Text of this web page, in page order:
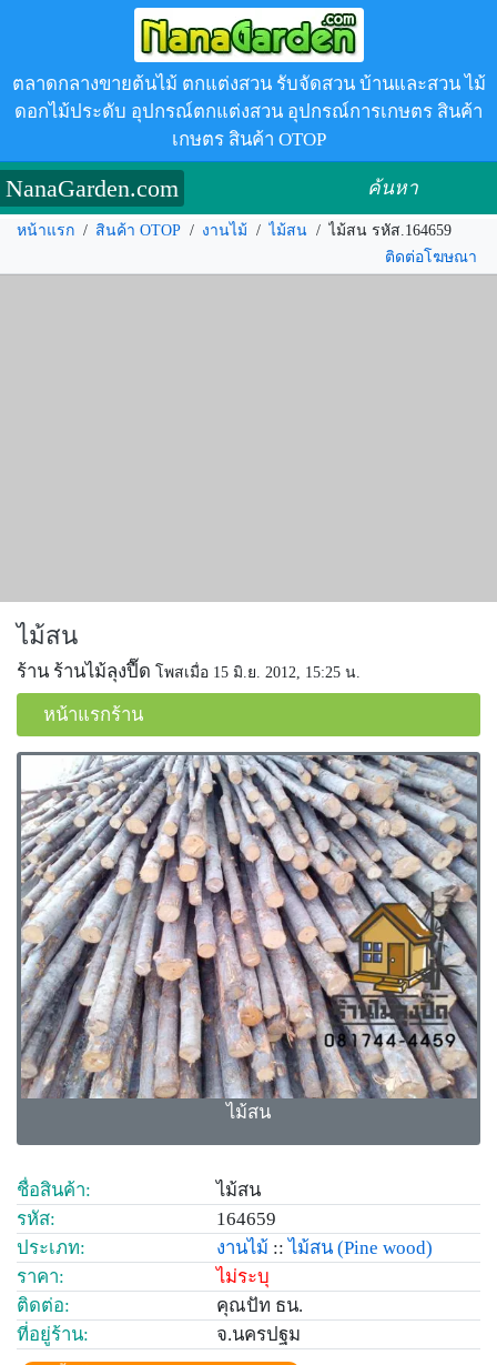
ตลาดกลางขายต้นไม้ ตกแต่งสวน รับจัดสวน บ้านและสวน ไม้
ดอกไม้ประดับ อุปกรณ์ตกแต่งสวน อุปกรณ์การเกษตร สินค้า
เกษตร สินค้า OTOP
NanaGarden.com ค้นหา
หน้าแรก / สินค้า OTOP / งานไม้ / ไม้สน / ไม้สน รหัส.164659
ติดต่อโฆษณา
ไม้สน
ร้าน ร้านไม้ลุงปื๊ด โพสเมื่อ 15 มิ.ย. 2012, 15:25 น.
หน้าแรกร้าน
ไม้สน
ชื่อสินค้า:
ไม้สน
รหัส:
164659
ประเภท:
งานไม้ :: ไม้สน (Pine wood)
ราคา:
ไม่ระบุ
ติดต่อ:
คุณปัท ธน.
ที่อยู่ร้าน:
จ.นครปฐม